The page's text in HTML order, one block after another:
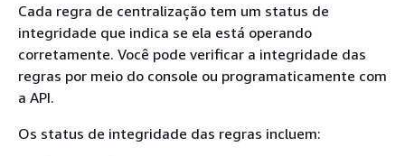
Cada regra de centralização tem um status de
integridade que indica se ela está operando
corretamente. Você pode verificar a integridade das
regras por meio do console ou programaticamente com
a API.
Os status de integridade das regras incluem: